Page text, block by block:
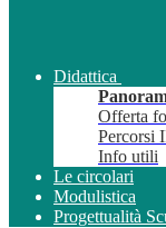
Didattica
Offerta
Percorsi
Info utili
Le circolari
Modulistica
Progettualità